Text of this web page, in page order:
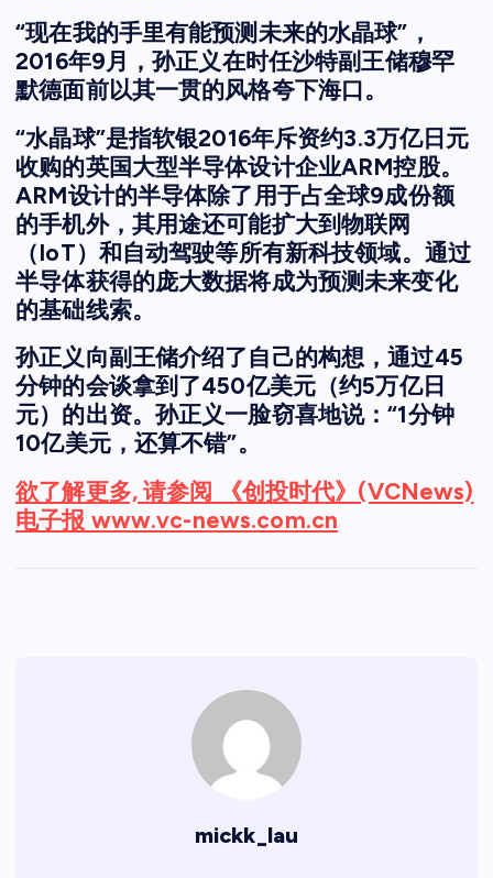
“现在我的手里有能预测未来的水晶球”，
2016年9月，孙正义在时任沙特副王储穆罕
默德面前以其一贯的风格夸下海口。
“水晶球”是指软银2016年斥资约3.3万亿日元
收购的英国大型半导体设计企业ARM控股。
ARM设计的半导体除了用于占全球9成份额
的手机外，其用途还可能扩大到物联网
（IoT）和自动驾驶等所有新科技领域。通过
半导体获得的庞大数据将成为预测未来变化
的基础线索。
孙正义向副王储介绍了自己的构想，通过45
分钟的会谈拿到了450亿美元（约5万亿日
元）的出资。孙正义一脸窃喜地说：“1分钟
10亿美元，还算不错”。
欲了解更多, 请参阅 《创投时代》(VCNews)
电子报 www.vc-news.com.cn
mickk_lau